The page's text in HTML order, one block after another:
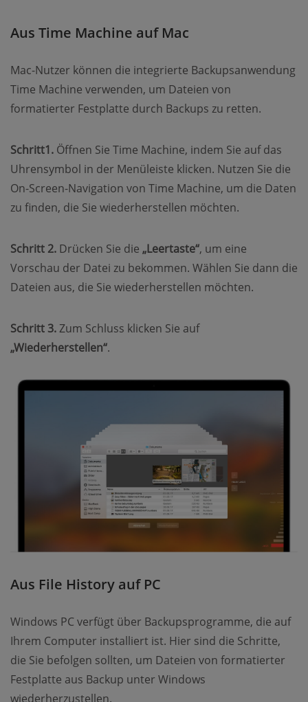
Aus Time Machine auf Mac
Mac-Nutzer können die integrierte Backupsanwendung
Time Machine verwenden, um Dateien von
formatierter Festplatte durch Backups zu retten.
Schritt1. Öffnen Sie Time Machine, indem Sie auf das
Uhrensymbol in der Menüleiste klicken. Nutzen Sie die
On-Screen-Navigation von Time Machine, um die Daten
zu finden, die Sie wiederherstellen möchten.
Schritt 2. Drücken Sie die „Leertaste“, um eine
Vorschau der Datei zu bekommen. Wählen Sie dann die
Dateien aus, die Sie wiederherstellen möchten.
Schritt 3.Zum Schluss klicken Sie auf
„Wiederherstellen“.
Aus File History auf PC
Windows PC verfügt über Backupsprogramme, die auf
Ihrem Computer installiert ist. Hier sind die Schritte,
die Sie befolgen sollten, um Dateien von formatierter
Festplatte aus Backup unter Windows
wiederherzustellen.